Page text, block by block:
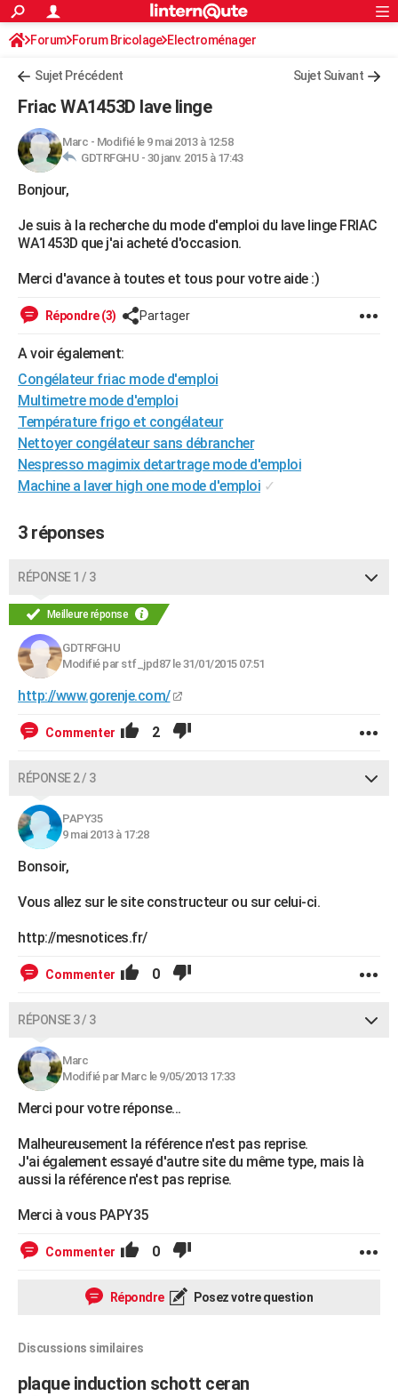
ACTUALITÉS
Politique
Société
Faits Divers
Education
Monde
Villes
+
FINANCE
Retraite
Impôts
Epargne
Immobilier
Risques naturels par ville
Banque
Assurance
Crédit
AUTO
Essais
Réserver un essai
Citadines
Berlines
SUV
Forum auto
+HIGH-TECH
Mobiles
Meilleur smartphone
Internet
Ordinateurs
Jeux vidéo
Guide high-tech
+BRICOLAGE
Forum
Aménagement intérieur
Extérieur
Cuisine
Salle de bains
Jardinage
Rangement
WEEK-END
Guides de France
Escapades
Patrimoine
Expositions
Musées
Week-end nature
LIFESTYLE
SANTE
Alimentation
Guide de la santé
Maladies
Médicaments
Sommeil
VOYAGE
Destinations
City break
Voyage nature
Voyage de noces
Forum
Climat
+PHOTO
GUIDES D'ACHAT
BONS PLANS
CARTE DE VOEUX
COPAINS D'AVANT
S'inscrire
Se connecter
Lycées
Collèges
Primaires
Universités
Entreprises
Service militaire
Avis de recherche
AVIS DE DÉCÈS
FORUM
Bricolage
Lifestyle
Culture
Sport
Auto
Television
Voyage
Cinema
S'inscrire
Connexion
Forum Forum Bricolage Electroménager
Sujet Précédent Sujet Suivant
Friac WA1453D lave linge
Marc - Modifié le 9 mai 2013 à 12:58
GDTRFGHU - 30 janv. 2015 à 17:43
Bonjour,
Je suis à la recherche du mode d'emploi du lave linge FRIAC
WA1453D que j'ai acheté d'occasion.
Merci d'avance à toutes et tous pour votre aide :)
Répondre (3) Partager
A voir également:
Congélateur friac mode d'emploi
Multimetre mode d'emploi
Température frigo et congélateur
Nettoyer congélateur sans débrancher
Nespresso magimix detartrage mode d'emploi
Machine a laver high one mode d'emploi ✓
3 réponses
RÉPONSE 1 / 3
Meilleure réponse
GDTRFGHU
Modifié par stf_jpd87 le 31/01/2015 07:51
http://www.gorenje.com/
Commenter 2
RÉPONSE 2 / 3
PAPY35
9 mai 2013 à 17:28
Bonsoir,
Vous allez sur le site constructeur ou sur celui-ci.
http://mesnotices.fr/
Commenter 0
RÉPONSE 3 / 3
Marc
Modifié par Marc le 9/05/2013 17:33
Merci pour votre réponse...
Malheureusement la référence n'est pas reprise.
J'ai également essayé d'autre site du même type, mais là
aussi la référence n'est pas reprise.
Merci à vous PAPY35
Commenter 0
Répondre Posez votre question
Discussions similaires
plaque induction schott ceran